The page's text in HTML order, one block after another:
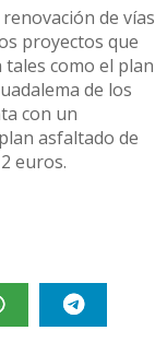
de vías
proyectos que
como el plan
de los
con un
asfaltado de
euros.